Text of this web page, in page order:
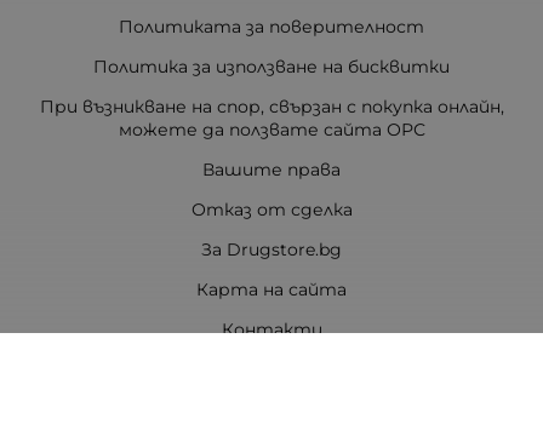
Политиката за поверителност
Политика за използване на бисквитки
При възникване на спор, свързан с покупка онлайн,
можете да ползвате сайта ОРС
Вашите права
Отказ от сделка
За Drugstore.bg
Карта на сайта
Контакти